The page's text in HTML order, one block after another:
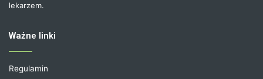
lekarzem.
Ważne linki
Regulamin